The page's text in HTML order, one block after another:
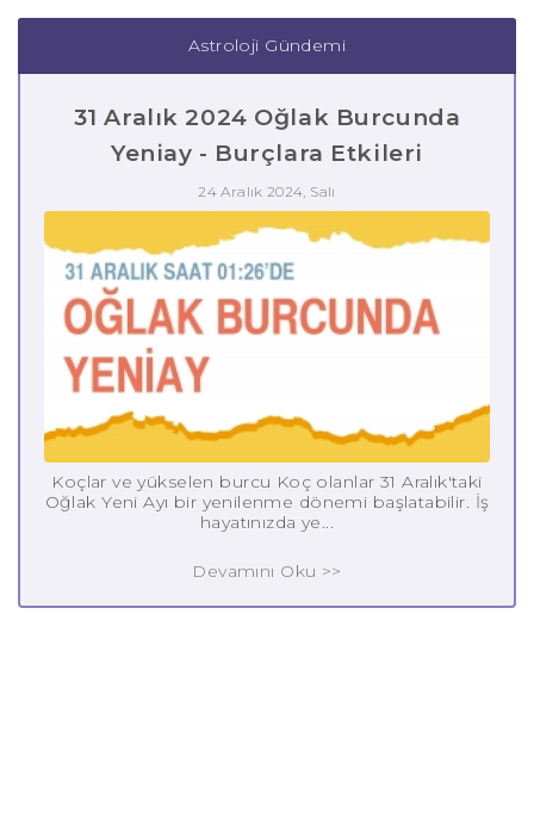
Astroloji Gündemi
31 Aralık 2024 Oğlak Burcunda
Yeniay - Burçlara Etkileri
24 Aralık 2024, Salı
Koçlar ve yükselen burcu Koç olanlar 31 Aralık'taki
Oğlak Yeni Ayı bir yenilenme dönemi başlatabilir. İş
hayatınızda ye...
Devamını Oku >>